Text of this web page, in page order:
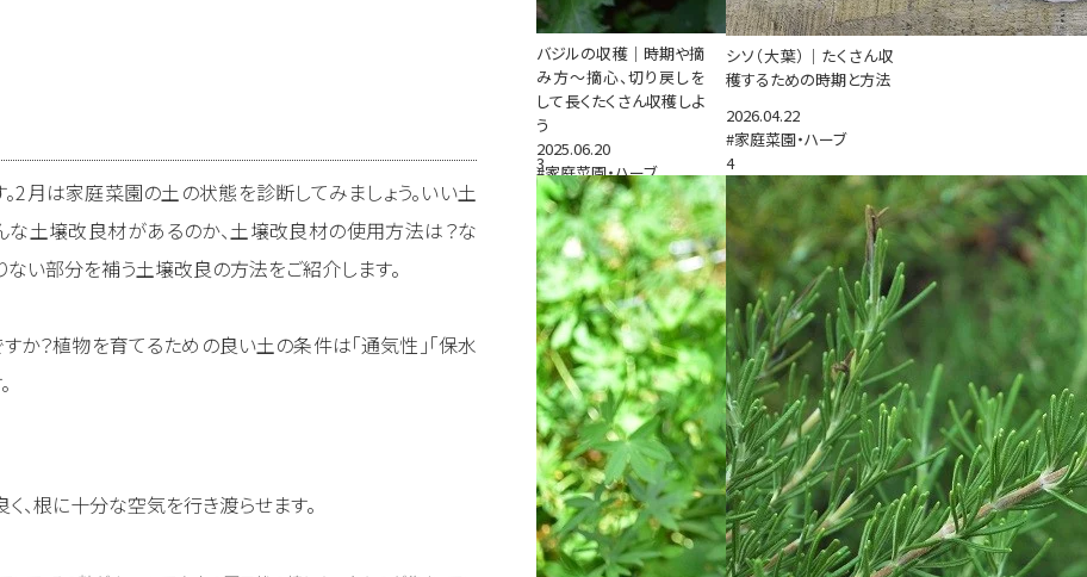
2月は家庭菜園の土の状態を診断してみましょう。いい土
な土壌改良材があるのか、土壌改良材の使用方法は？な
ない部分を補う土壌改良の方法をご紹介します。
か？植物を育てるための良い土の条件は「通気性」「保水
、根に十分な空気を行き渡らせます。
バジルの収穫｜時期や摘
み方～摘心、切り戻しを
して長くたくさん収穫しよ
う
2025.06.20
#家庭菜園・ハーブ
シソ（大葉）｜たくさん収
穫するための時期と方法
2026.04.22
#家庭菜園・ハーブ
3
4